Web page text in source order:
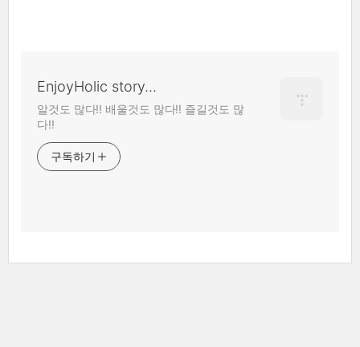
EnjoyHolic story...
알것도 많다!! 배울것도 많다!! 즐길것도 많
다!!
구독하기